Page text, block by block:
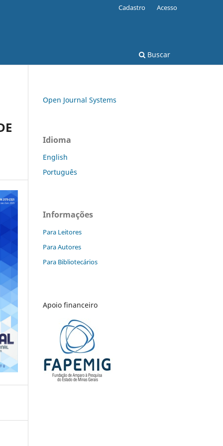
Buscar
Cadastro Acesso
Open Journal Systems
Idioma
English
Português
Informações
Para Leitores
Para Autores
Para Bibliotecários
Apoio financeiro